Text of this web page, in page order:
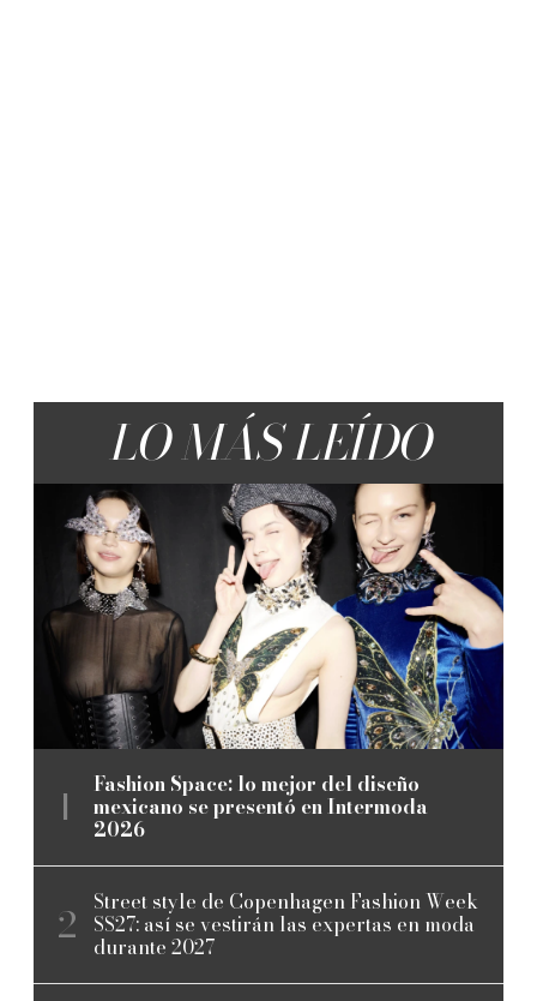
LO MÁS LEÍDO
Fashion Space: lo mejor del diseño
mexicano se presentó en Intermoda
2026
Street style de Copenhagen Fashion Week
SS27: así se vestirán las expertas en moda
durante 2027